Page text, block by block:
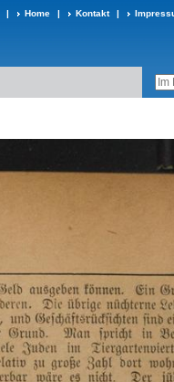
| Home | Kontakt |